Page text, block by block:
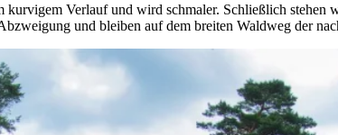
Verlauf und wird schmaler. Schließlich stehen
und bleiben auf dem breiten Waldweg der